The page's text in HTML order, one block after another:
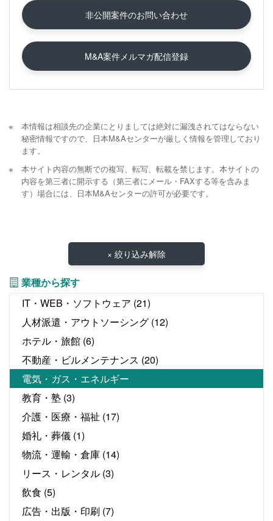
非公開案件のお問い合わせ
M&A案件メルマガ配信登録
本情報は相談先の企業にとりましては絶対に漏洩されてはならない
秘密情報ですので、日本M&Aセンターが厳しく情報を管理しており
ます。
本サイト内容の無断での複写、転写、転載を禁じます。本サイトの
内容を第三者に開示する（第三者にメール・FAXする等を含みま
す）場合には、日本M&Aセンターの許可が必要です。
× 絞り込み解除
業種から探す
IT・WEB・ソフトウェア (21)
人材派遣・アウトソーシング (12)
ホテル・旅館 (6)
不動産・ビルメンテナンス (20)
電気・ガス・エネルギー
教育・塾 (3)
介護・医療・福祉 (17)
婚礼・葬儀 (1)
物流・運輸・倉庫 (14)
リース・レンタル (3)
飲食 (5)
広告・出版・印刷 (7)